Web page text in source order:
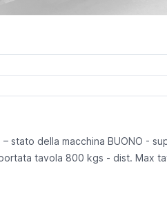
– stato della macchina BUONO -
tavola 800 kgs - dist. Max